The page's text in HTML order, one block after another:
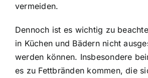
vermeiden.
Dennoch ist es wichtig zu
in Küchen und Bädern nicht
werden können. Insbesondere
es zu Fettbränden kommen, die